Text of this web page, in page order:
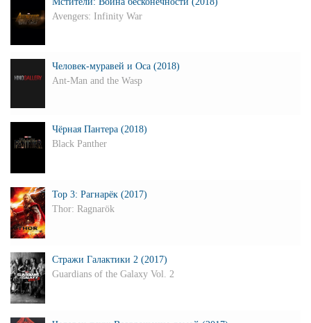
Avengers: Infinity War
Человек-муравей и Оса (2018)
Ant-Man and the Wasp
Чёрная Пантера (2018)
Black Panther
Тор 3: Рагнарёк (2017)
Thor: Ragnarök
Стражи Галактики 2 (2017)
Guardians of the Galaxy Vol. 2